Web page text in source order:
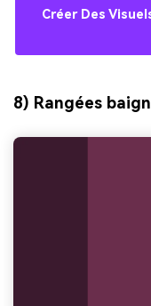
Créer Des
8) Rangées